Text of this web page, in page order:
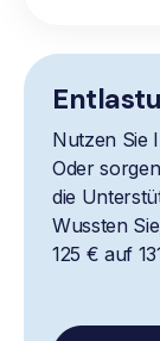
Nutzen Sie
Oder
die
Wussten
125 € auf